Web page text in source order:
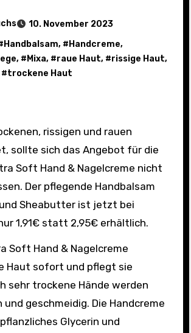
10. November 2023
Handbalsam, # Handcreme,
, # Mixa, #raue Haut, #rissige Haut,
#trockene Haut
sollte sich das Angebot für die
Soft Hand & Nagelcreme nicht
Der pflegende Handbalsam
Sheabutter ist jetzt bei
1,91€ statt 2,95€ erhältlich.
Soft Hand & Nagelcreme
Haut sofort und pflegt sie
sehr trockene Hände werden
geschmeidig. Die Handcreme
Glycerin und